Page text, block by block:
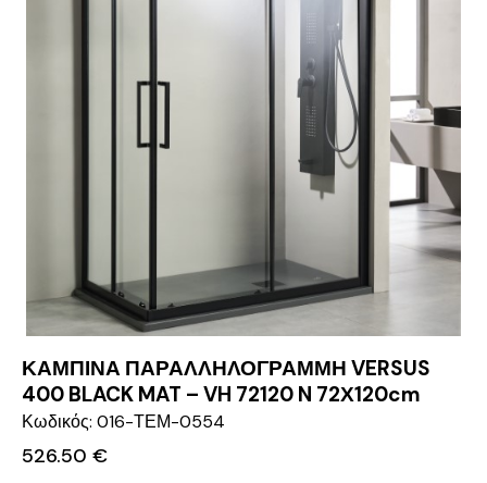
ΚΑΜΠΙΝΑ ΠΑΡΑΛΛΗΛΟΓΡΑΜΜΗ VERSUS
400 BLACK MAT – VH 72120 N 72Χ120cm
Κωδικός: 016-ΤΕΜ-0554
526.50 €